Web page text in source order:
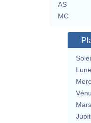
AS
MC
Lune
Mars